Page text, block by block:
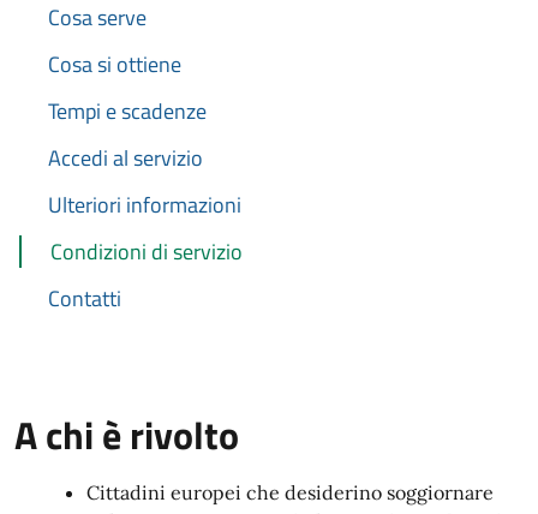
Cosa serve
Cosa si ottiene
Tempi e scadenze
Accedi al servizio
Ulteriori informazioni
Condizioni di servizio
Contatti
A chi è rivolto
Cittadini europei che desiderino soggiornare